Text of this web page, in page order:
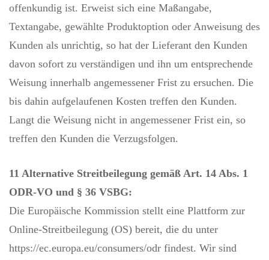
offenkundig ist. Erweist sich eine Maßangabe,
Textangabe, gewählte Produktoption oder Anweisung des
Kunden als unrichtig, so hat der Lieferant den Kunden
davon sofort zu verständigen und ihn um entsprechende
Weisung innerhalb angemessener Frist zu ersuchen. Die
bis dahin aufgelaufenen Kosten treffen den Kunden.
Langt die Weisung nicht in angemessener Frist ein, so
treffen den Kunden die Verzugsfolgen.
11 Alternative Streitbeilegung gemäß Art. 14 Abs. 1
ODR-VO und § 36 VSBG:
Die Europäische Kommission stellt eine Plattform zur
Online-Streitbeilegung (OS) bereit, die du unter
https://ec.europa.eu/consumers/odr findest. Wir sind